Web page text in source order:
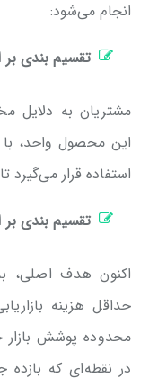
انجام می‌شود:
تقسیم بندی
مشتریان به دلایل
این محصول واحد،
استفاده قرار می‌گیرد
تقسیم بندی
اکنون هدف اصلی،
حداقل هزینه
محدوده پوشش بازار
در نقطه‌ای که